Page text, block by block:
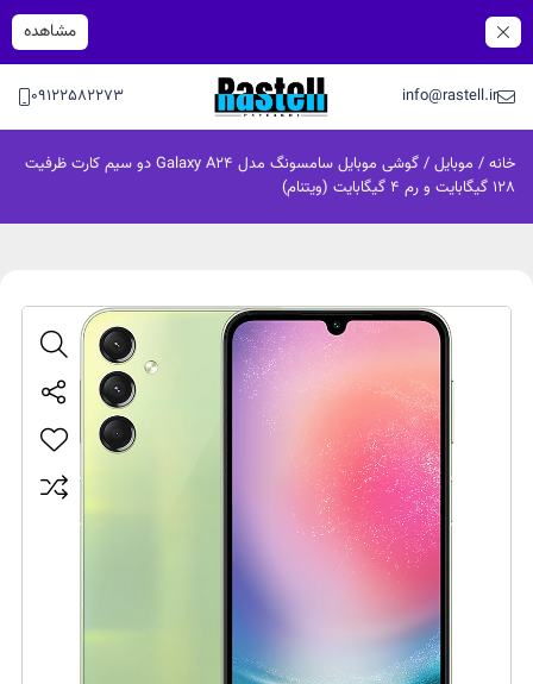
مشاهده
info@rastell.ir
09122582273
خانه / موبایل
/ گوشی موبایل سامسونگ مدل Galaxy A24 دو سیم کارت ظرفیت
128 گیگابایت و رم 4 گیگابایت (ویتنام)